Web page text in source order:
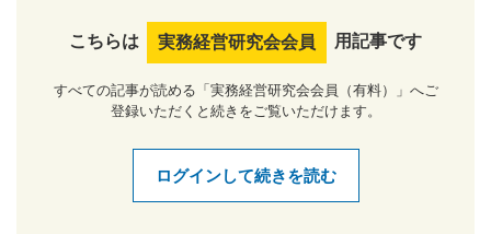
こちらは 実務経営研究会会員 用記事です
すべての記事が読める「実務経営研究会会員（有料）」へご
登録いただくと続きをご覧いただけます。
ログインして続きを読む